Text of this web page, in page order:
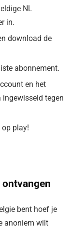
NL
in.
download de
abonnement.
en het
tegen
play!
bent hoef je
anoniem wilt